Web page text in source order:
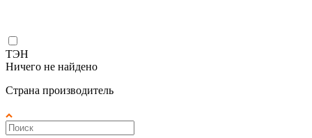
ТЭН
Ничего не найдено
Страна производитель